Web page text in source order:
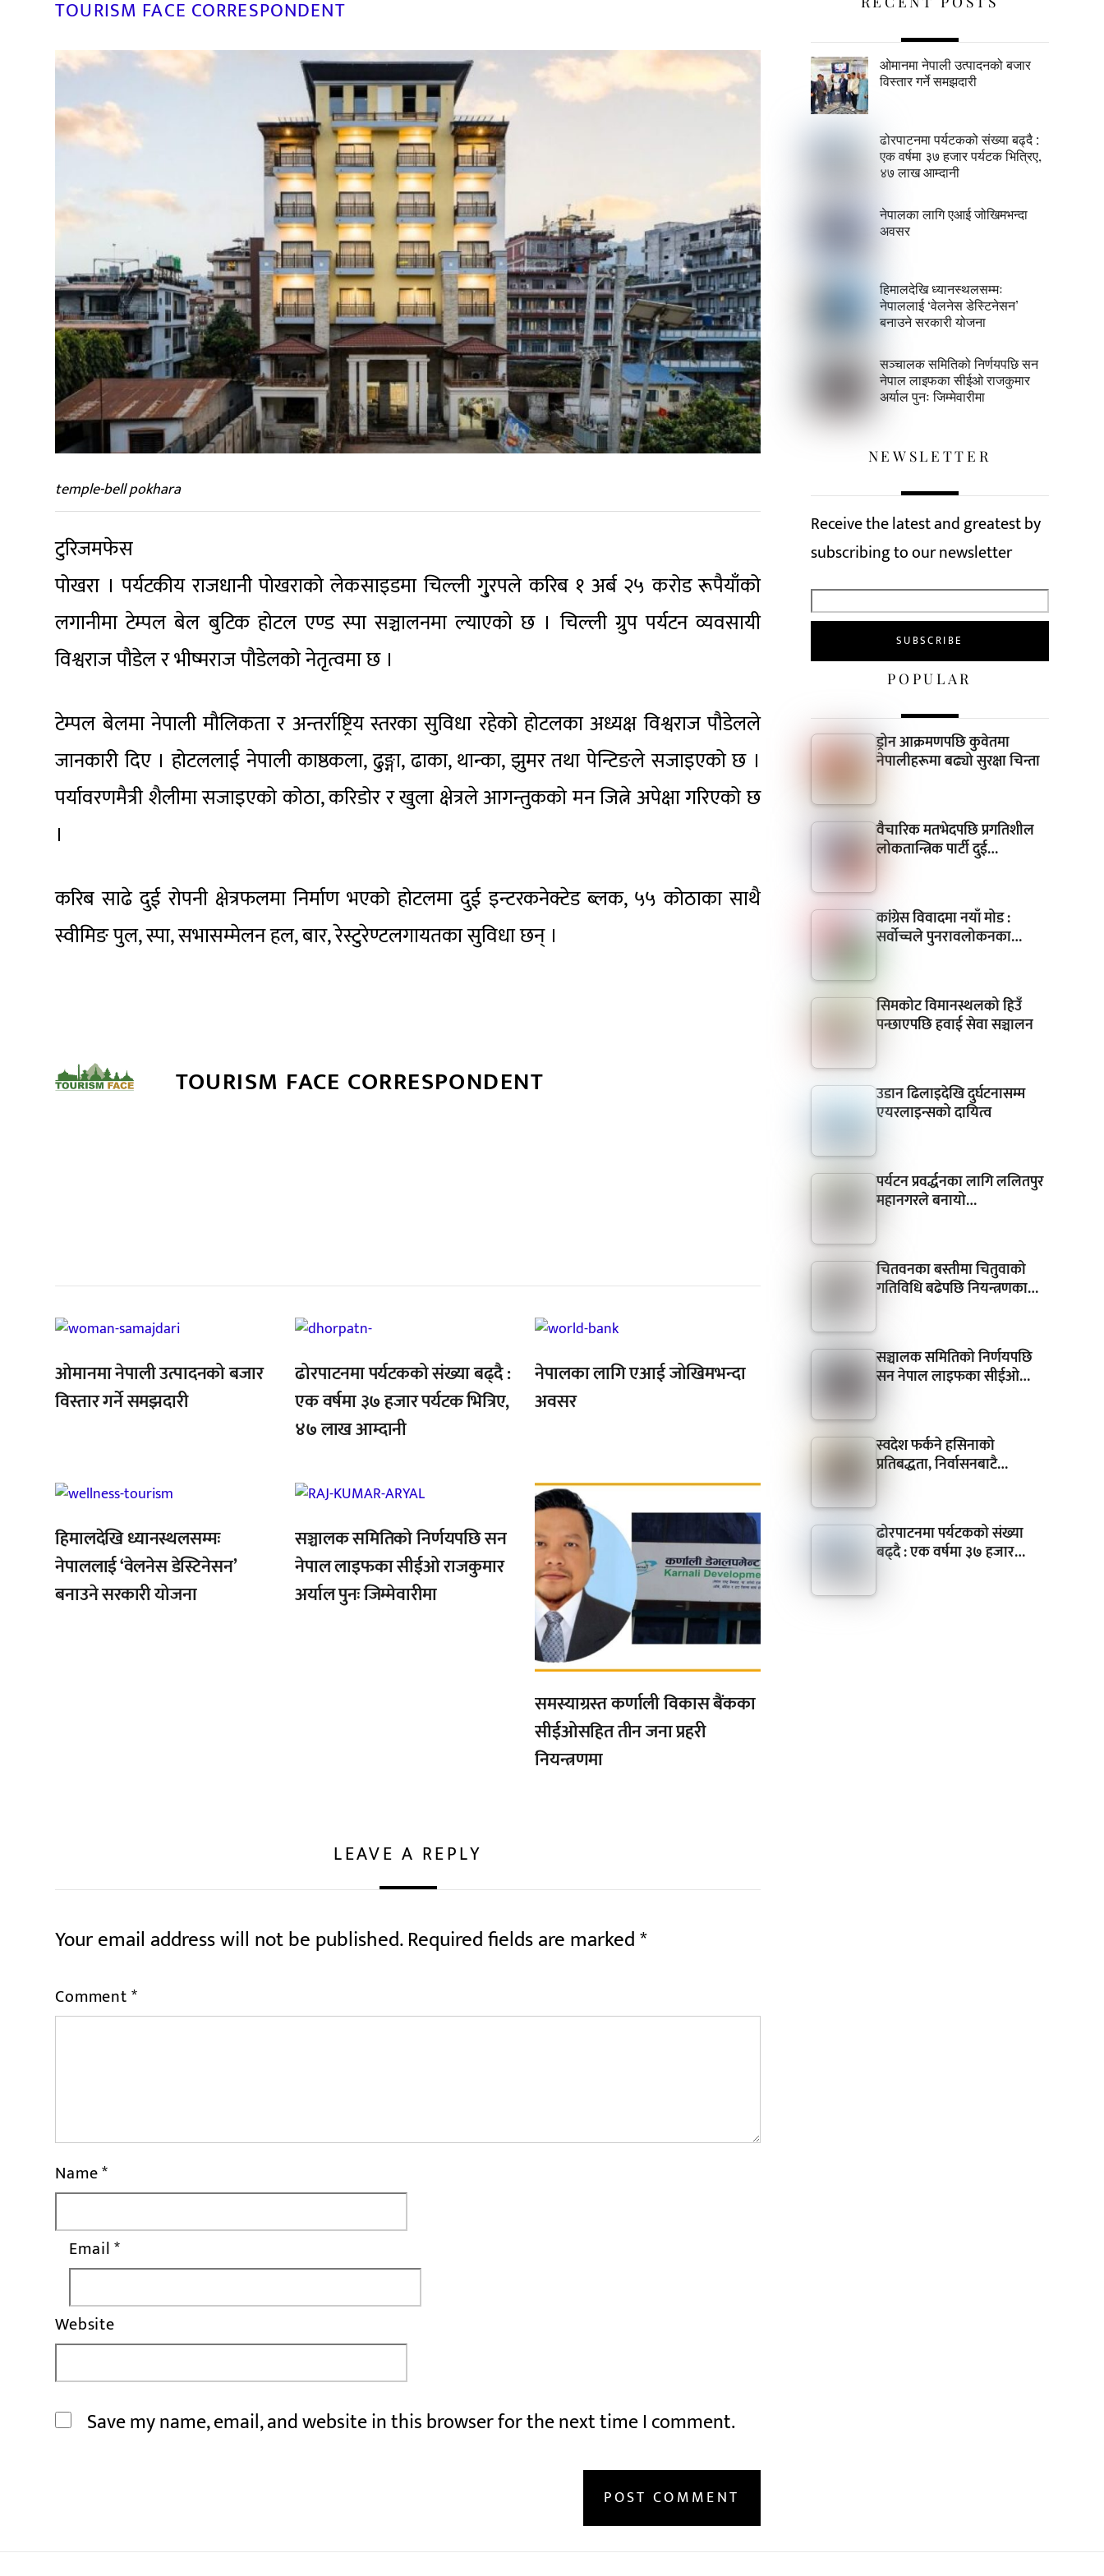
TOURISM FACE CORRESPONDENT
temple-bell pokhara
टुरिजमफेस
पोखरा । पर्यटकीय राजधानी पोखराको लेकसाइडमा चिल्ली गु्रपले करिब १ अर्ब २५ करोड रूपैयाँको
लगानीमा टेम्पल बेल बुटिक होटल एण्ड स्पा सञ्चालनमा ल्याएको छ । चिल्ली ग्रुप पर्यटन व्यवसायी
विश्वराज पौडेल र भीष्मराज पौडेलको नेतृत्वमा छ ।
टेम्पल बेलमा नेपाली मौलिकता र अन्तर्राष्ट्रिय स्तरका सुविधा रहेको होटलका अध्यक्ष विश्वराज पौडेलले
जानकारी दिए । होटललाई नेपाली काष्ठकला, ढुङ्गा, ढाका, थान्का, झुमर तथा पेन्टिङले सजाइएको छ ।
पर्यावरणमैत्री शैलीमा सजाइएको कोठा, करिडोर र खुला क्षेत्रले आगन्तुकको मन जित्ने अपेक्षा गरिएको छ
।
करिब साढे दुई रोपनी क्षेत्रफलमा निर्माण भएको होटलमा दुई इन्टरकनेक्टेड ब्लक, ५५ कोठाका साथै
स्वीमिङ पुल, स्पा, सभासम्मेलन हल, बार, रेस्टुरेण्टलगायतका सुविधा छन् ।
TOURISM FACE CORRESPONDENT
,,
ओमानमा नेपाली उत्पादनको बजार
विस्तार गर्ने समझदारी
,,
ढोरपाटनमा पर्यटकको संख्या बढ्दै :
एक वर्षमा ३७ हजार पर्यटक भित्रिए,
४७ लाख आम्दानी
,
नेपालका लागि एआई जोखिमभन्दा
अवसर
,
हिमालदेखि ध्यानस्थलसम्मः
नेपाललाई ‘वेलनेस डेस्टिनेसन’
बनाउने सरकारी योजना
,
सञ्चालक समितिको निर्णयपछि सन
नेपाल लाइफका सीईओ राजकुमार
अर्याल पुनः जिम्मेवारीमा
,
समस्याग्रस्त कर्णाली विकास बैंकका
सीईओसहित तीन जना प्रहरी
नियन्त्रणमा
LEAVE A REPLY
Your email address will not be published.Required fields are marked*
Comment*
Name*
Email*
Website
Save my name, email, and website in this browser for the next time I comment.
ओमानमा नेपाली उत्पादनको बजार
विस्तार गर्ने समझदारी
ढोरपाटनमा पर्यटकको संख्या बढ्दै :
एक वर्षमा ३७ हजार पर्यटक भित्रिए,
४७ लाख आम्दानी
नेपालका लागि एआई जोखिमभन्दा
अवसर
हिमालदेखि ध्यानस्थलसम्मः
नेपाललाई ‘वेलनेस डेस्टिनेसन’
बनाउने सरकारी योजना
सञ्चालक समितिको निर्णयपछि सन
नेपाल लाइफका सीईओ राजकुमार
अर्याल पुनः जिम्मेवारीमा
NEWSLETTER
Receive the latest and greatest by
subscribing to our newsletter
POPULAR
ड्रोन आक्रमणपछि कुवेतमा
नेपालीहरूमा बढ्यो सुरक्षा चिन्ता
वैचारिक मतभेदपछि प्रगतिशील
लोकतान्त्रिक पार्टी दुई…
कांग्रेस विवादमा नयाँ मोड :
सर्वोच्चले पुनरावलोकनका…
सिमकोट विमानस्थलको हिउँ
पन्छाएपछि हवाई सेवा सञ्चालन
उडान ढिलाइदेखि दुर्घटनासम्म
एयरलाइन्सको दायित्व
पर्यटन प्रवर्द्धनका लागि ललितपुर
महानगरले बनायो…
चितवनका बस्तीमा चितुवाको
गतिविधि बढेपछि नियन्त्रणका…
सञ्चालक समितिको निर्णयपछि
सन नेपाल लाइफका सीईओ…
स्वदेश फर्कने हसिनाको
प्रतिबद्धता, निर्वासनबाटै…
ढोरपाटनमा पर्यटकको संख्या
बढ्दै : एक वर्षमा ३७ हजार…